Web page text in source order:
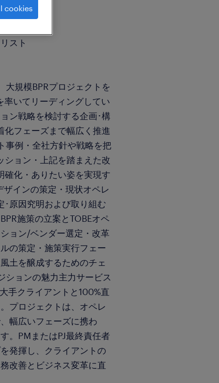
スト
規模BPRプロジェクトを
率いてリーディングしてい
ン戦略を検討する企画･構
化フェーズまで幅広く推進
事例・全社方針や戦略を把
ション・上記を踏まえた改
確化・ありたい姿を実現す
インの策定・現状オペレ
･原因究明および取り組む
施策の立案とTOBEオペ
ョン/ベンダー選定・改革
の策定・施策実行フェー
土を醸成するためのチェ
ションの魅力主力サービス
手クライアントと100%直
プロジェクトは、オペレ
幅広いフェーズに携わ
。PMまたはPJ最終責任者
発揮し、クライアントの
改善とビジネス変革に直
cookies